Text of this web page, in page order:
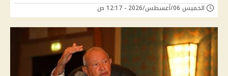
الخميس 06/أغسطس/2026 - 12:17 ص